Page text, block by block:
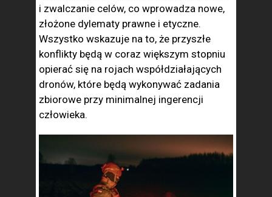
i zwalczanie celów, co wprowadza nowe,
złożone dylematy prawne i etyczne.
Wszystko wskazuje na to, że przyszłe
konflikty będą w coraz większym stopniu
opierać się na rojach współdziałających
dronów, które będą wykonywać zadania
zbiorowe przy minimalnej ingerencji
człowieka.